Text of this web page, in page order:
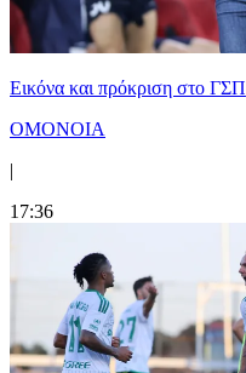
Εικόνα και πρόκριση στο ΓΣΠ
ΟΜΟΝΟΙΑ
|
17:36